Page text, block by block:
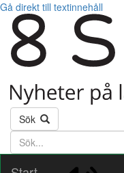
Gå direkt till textinnehåll
Sök
Söktext